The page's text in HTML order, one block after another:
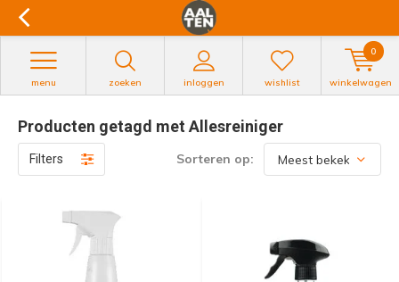
zoeken inloggen
menu wishlist winkelwagen
0
Producten getagd met Allesreiniger
Filters Sorteren op: